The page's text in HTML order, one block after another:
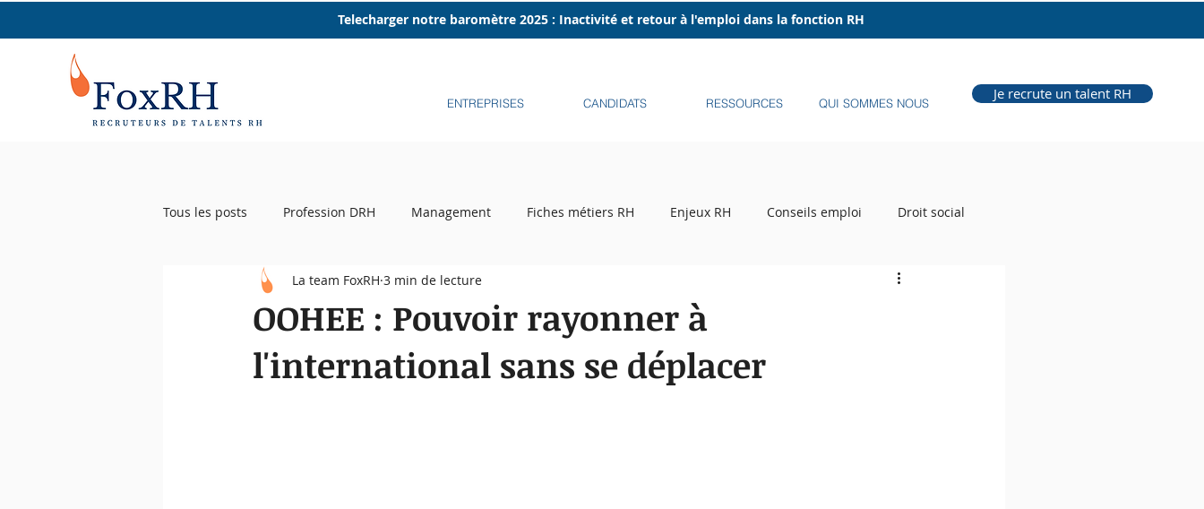
Telecharger notre baromètre 2025 : Inactivité et retour à l'emploi dans la fonction RH
ENTREPRISES CANDIDATS RESSOURCES QUI SOMMES NOUS
Je recrute un talent RH
Tous les posts Profession DRH Management Fiches métiers RH Enjeux RH Conseils emploi Droit social
Startup RH Event RH Recrutement Auteur RH
Femmes et RH Micro trottoir
OOHEE : Pouvoir rayonner à
l'international sans se déplacer
La team FoxRH 3 min de lecture